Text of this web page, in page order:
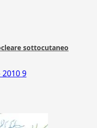
sottocutaneo
9